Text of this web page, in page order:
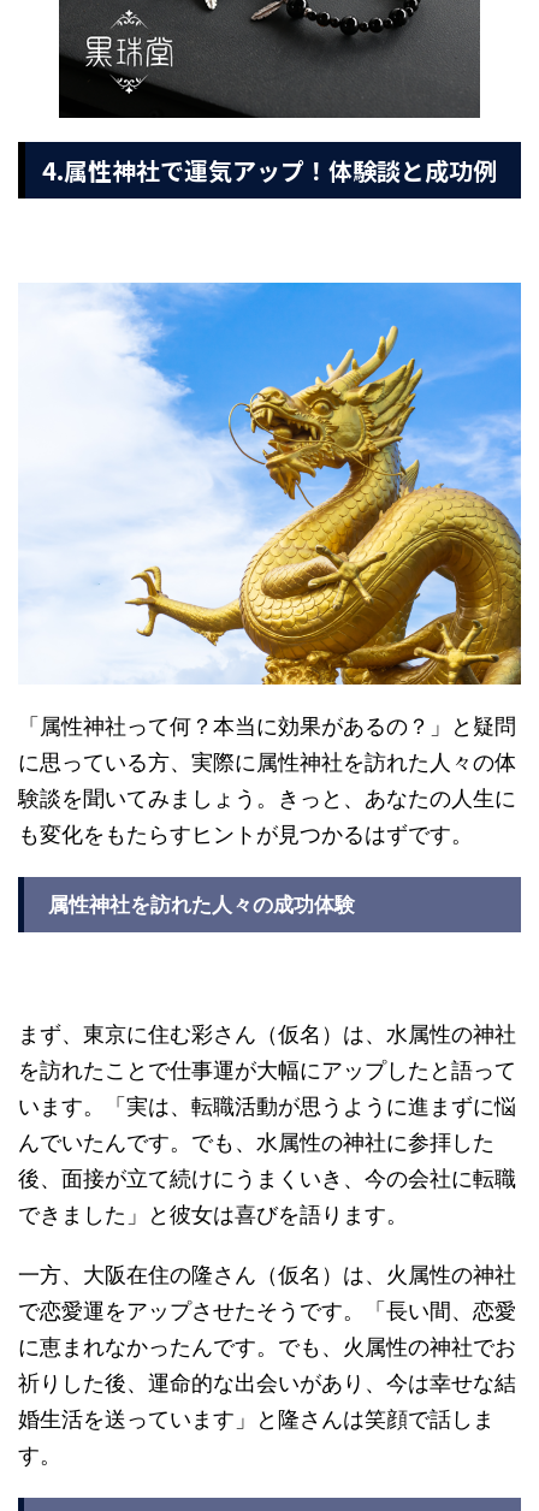
4.属性神社で運気アップ！体験談と成功例
「属性神社って何？本当に効果があるの？」と疑問
に思っている方、実際に属性神社を訪れた人々の体
験談を聞いてみましょう。きっと、あなたの人生に
も変化をもたらすヒントが見つかるはずです。
属性神社を訪れた人々の成功体験
まず、東京に住む彩さん（仮名）は、水属性の神社
を訪れたことで仕事運が大幅にアップしたと語って
います。「実は、転職活動が思うように進まずに悩
んでいたんです。でも、水属性の神社に参拝した
後、面接が立て続けにうまくいき、今の会社に転職
できました」と彼女は喜びを語ります。
一方、大阪在住の隆さん（仮名）は、火属性の神社
で恋愛運をアップさせたそうです。「長い間、恋愛
に恵まれなかったんです。でも、火属性の神社でお
祈りした後、運命的な出会いがあり、今は幸せな結
婚生活を送っています」と隆さんは笑顔で話しま
す。